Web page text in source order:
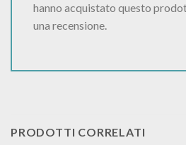
hanno acquistato questo
una recensione.
PRODOTTI CORRELATI